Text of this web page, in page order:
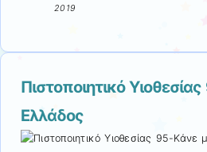
2019
Πιστοποιητικό
Ελλάδος